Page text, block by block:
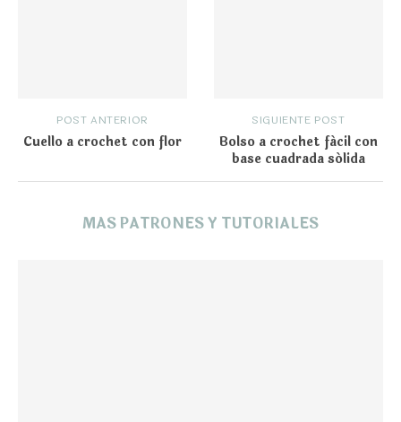
POST ANTERIOR
Cuello a crochet con flor
SIGUIENTE POST
Bolso a crochet fácil con
base cuadrada sólida
MAS PATRONES Y TUTORIALES